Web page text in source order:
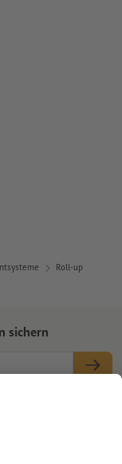
Roll-up
sichern